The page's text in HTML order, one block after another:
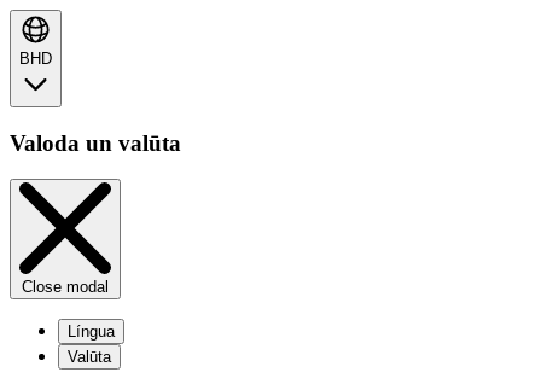
BHD
Valoda un valūta
Close modal
Língua
Valūta